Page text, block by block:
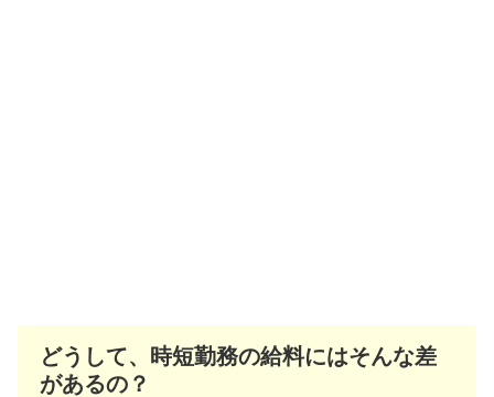
どうして、時短勤務の給料にはそんな差
があるの？